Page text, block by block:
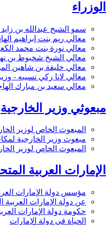
الوزراء
سمو الشيخ عبدالله بن
معالي ريم بنت إبراهيم
معالي نورة بنت محمد
معالي الشيخ شخبوط بن
معالي خليفة بن شاهين
معالي لانا زكي نسيبه -
معالي سعيد بن مبارك
مبعوثي وزير الخارجية
المبعوث الخاص لوزير
مبعوث وزير الخارجية
المبعوث الخاص لوزير
الإمارات العربية
مؤسس دولة الإمارات
عن دولة الإمارات العربية
حكومة دولة الإمارات
الحياة في دولة الإمارات